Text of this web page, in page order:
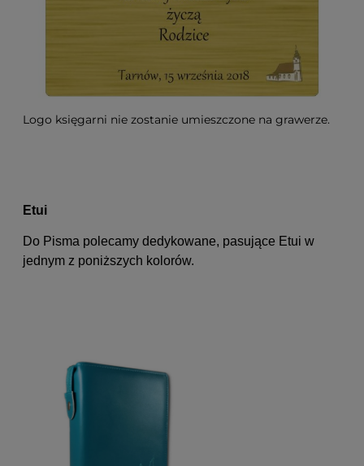
Logo księgarni nie zostanie umieszczone na grawerze.
Etui
Do Pisma polecamy dedykowane, pasujące Etui w
jednym z poniższych kolorów.